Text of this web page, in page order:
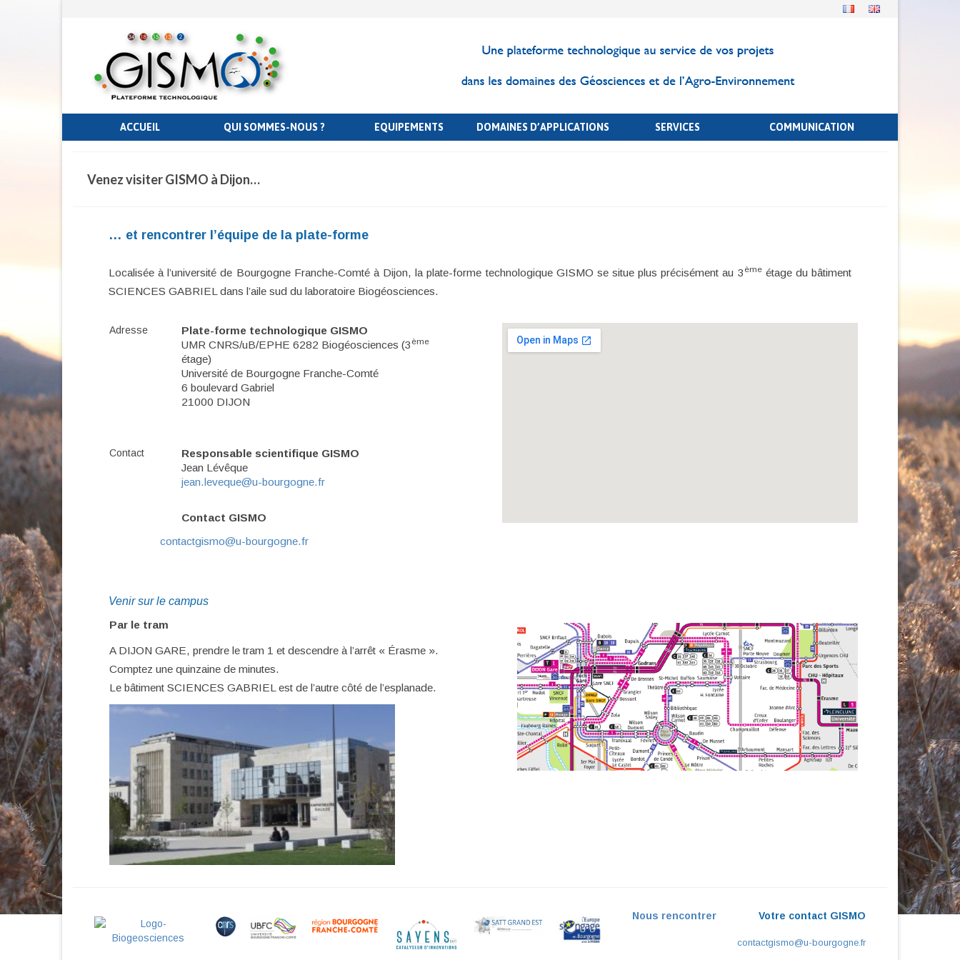
ACCUEIL QUI SOMMES-NOUS ? EQUIPEMENTS DOMAINES D’APPLICATIONS SERVICES COMMUNICATION
Venez visiter GISMO à Dijon…
… et rencontrer l’équipe de la plate-forme
Localisée à l’université de Bourgogne Franche-Comté à Dijon, la plate-forme technologique GISMO se situe plus précisément au 3 èmeétage du bâtiment
SCIENCES GABRIEL dans l’aile sud du laboratoire Biogéosciences.
Adresse
Plate-forme technologique GISMO
UMR CNRS/uB/EPHE 6282 Biogéosciences (3 ème
étage)
Université de Bourgogne Franche-Comté
6 boulevard Gabriel
21000 DIJON
Contact
Responsable scientifique GISMO
Jean Lévêque
jean.leveque@u-bourgogne.fr
Contact GISMO
contactgismo@u-bourgogne.fr
Venir sur le campus
Par le tram
A DIJON GARE, prendre le tram 1 et descendre à l’arrêt « Érasme ».
Comptez une quinzaine de minutes.
Le bâtiment SCIENCES GABRIEL est de l’autre côté de l’esplanade.
Nous rencontrer Votre contact GISMO
contactgismo@u-bourgogne.fr